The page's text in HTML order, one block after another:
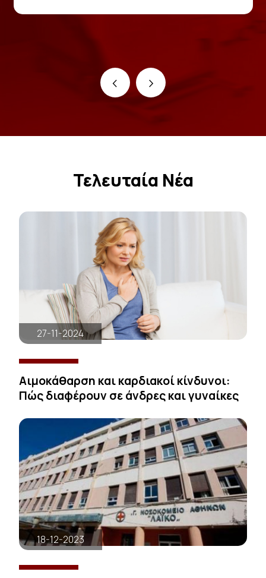
‹ ›
Τελευταία Νέα
27-11-2024
Αιμοκάθαρση και καρδιακοί κίνδυνοι:
Πώς διαφέρουν σε άνδρες και γυναίκες
18-12-2023